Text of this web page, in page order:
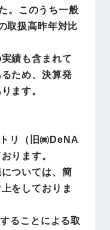
。このうち一般
取扱高昨年対比
績も含まれて
ため、決算発
ます。
リ（旧㈱DeNA
ります。
ついては、簡
をしておりま
ることによる取